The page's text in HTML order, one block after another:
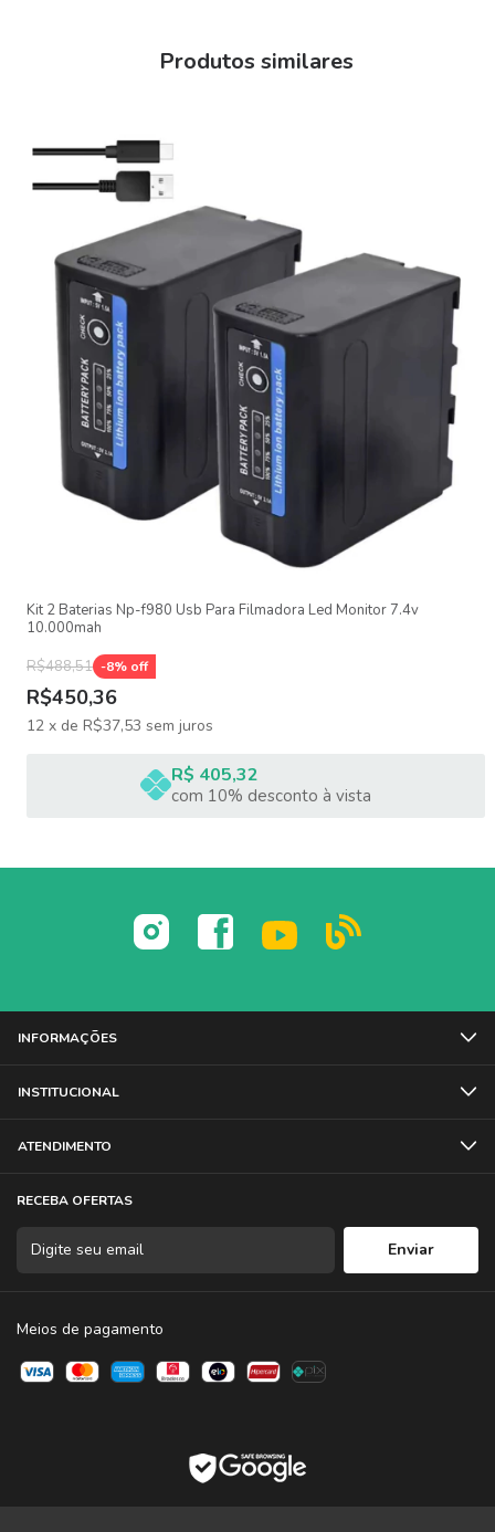
Carga elétrica: 2000 mAh
Potência de saída: 14,4 Wh
Número de flashes em potência máxima: 500 ou mais quando
totalmente carregado
ITENS INCLUSOS:
01 Bateria Godox VB20
Garantia Limitada de 06 meses
Produtos similares
Kit 2 Baterias Np-f980 Usb Para Filmadora Led Monitor 7.4v
10.000mah
R$488,51 -8% off
R$450,36
12 x de R$37,53 sem juros
R$ 405,32
com 10% desconto à vista
INFORMAÇÕES
INSTITUCIONAL
ATENDIMENTO
RECEBA OFERTAS
Meios de pagamento